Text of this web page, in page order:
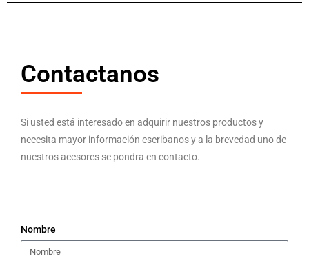
Contactanos
Si usted está interesado en adquirir nuestros productos y
necesita mayor información escribanos y a la brevedad uno de
nuestros acesores se pondra en contacto.
Nombre